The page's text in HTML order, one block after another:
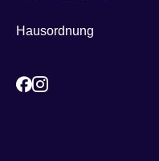
Hausordnung